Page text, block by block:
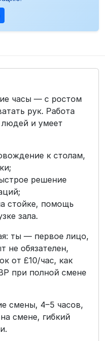
часы — с ростом
рук. Работа
и умеет
к столам,
решение
стойке, помощь
зала.
ты — первое лицо,
не обязателен,
от £10/час, как
при полной смене
смены, 4–5 часов,
смене, гибкий